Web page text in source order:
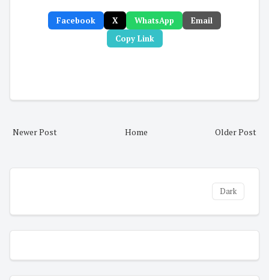
Facebook X WhatsApp
Email
Copy Link
Newer Post Older Post
Home
Dark